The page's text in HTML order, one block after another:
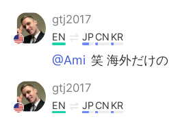
gtj2017
EN JPCN KR
@Ami 笑 海外だけ
gtj2017
EN JPCN KR